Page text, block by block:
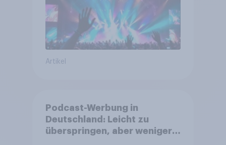
Artikel
Podcast-Werbung in
Deutschland: Leicht zu
überspringen, aber weniger